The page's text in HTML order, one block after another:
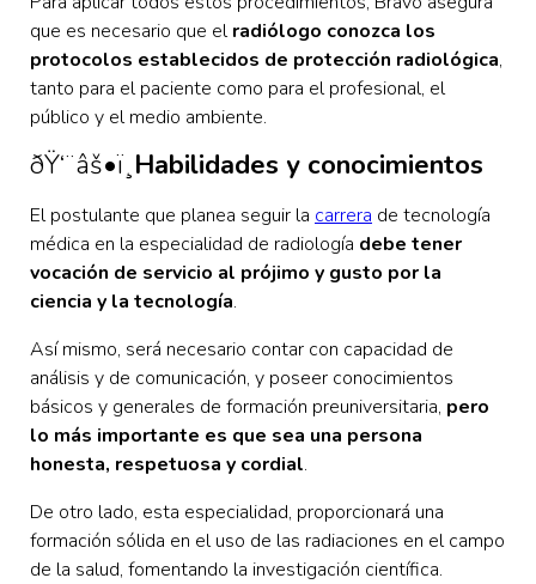
que es necesario que elradiólogo conozca los
protocolos establecidos de protección radiológica,
tanto para el paciente como para el profesional, el
público y el medio ambiente.
ðŸ‘¨‍âš•ï¸ Habilidades y conocimientos
El postulante que planea seguir la carrera de tecnología
médica en la especialidad de radiología debe tener
vocación de servicio al prójimo y gusto por la
ciencia y la tecnología.
Así mismo, será necesario contar con capacidad de
análisis y de comunicación, y poseer conocimientos
básicos y generales de formación preuniversitaria, pero
lo más importante es que sea una persona
honesta, respetuosa y cordial.
De otro lado, esta especialidad, proporcionará una
formación sólida en el uso de las radiaciones en el campo
de la salud, fomentando la investigación científica.